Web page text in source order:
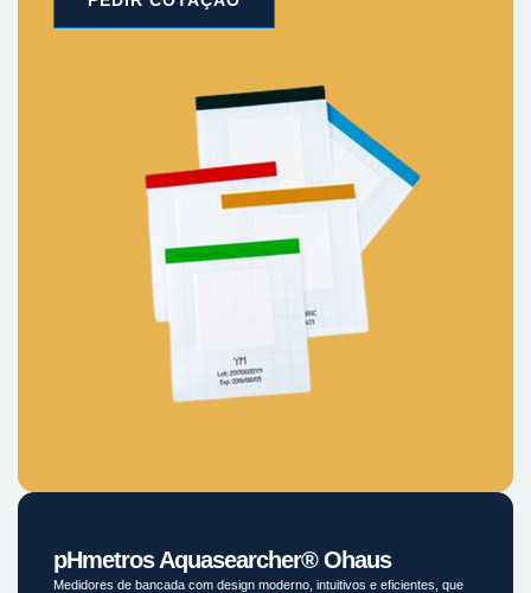
pHmetros Aquasearcher® Ohaus
Medidores de bancada com design moderno, intuitivos e eficientes, que